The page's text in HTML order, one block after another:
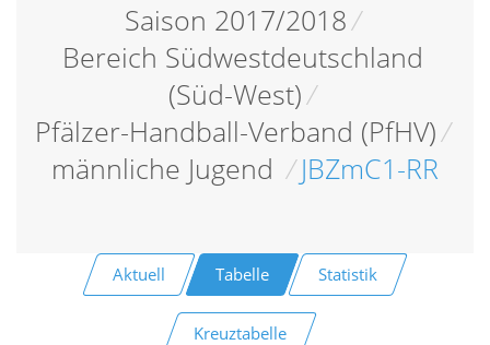
Saison 2017/2018/
Bereich Südwestdeutschland
(Süd-West)/
Pfälzer-Handball-Verband (PfHV)/
männliche Jugend / JBZmC1-RR
Aktuell Tabelle Statistik
Kreuztabelle